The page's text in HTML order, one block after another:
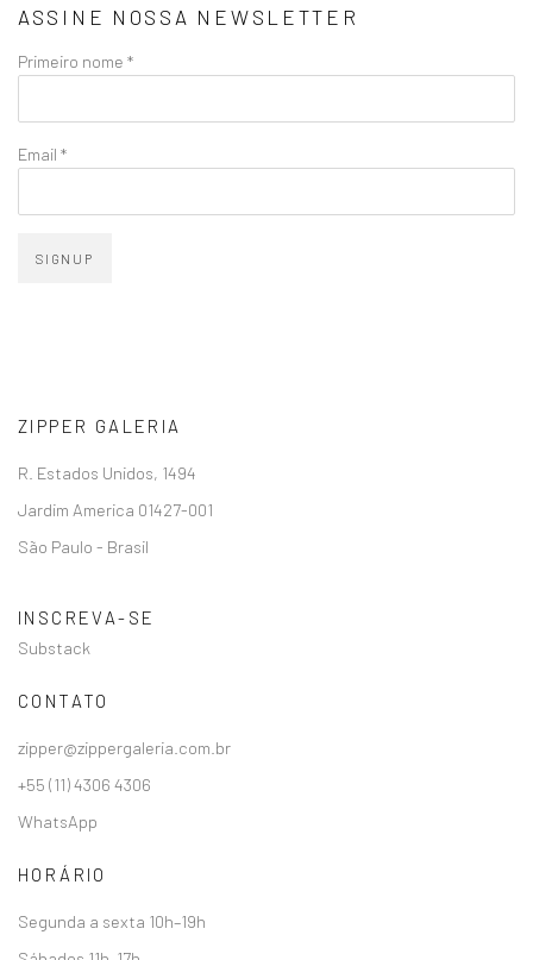
ASSINE NOSSA NEWSLETTER
Primeiro nome *
Email *
SIGNUP
ZIPPER GALERIA
R. Estados Unidos, 1494
Jardim America 01427-001
São Paulo - Brasil
INSCREVA-SE
Substack
CONTATO
zipper@zippergaleria.com.br
+55 (11) 4306 4306
WhatsApp
HORÁRIO
Segunda a sexta 10h–19h